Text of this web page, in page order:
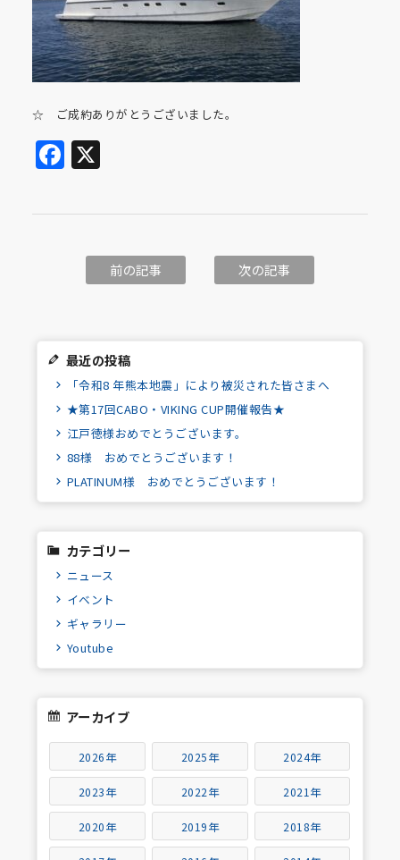
☆ ご成約ありがとうございました。
Facebook
X
前の記事 次の記事
最近の投稿
「令和8 年熊本地震」により被災された皆さまへ
★第17回CABO・VIKING CUP開催報告★
江戸徳様おめでとうございます。
88様 おめでとうございます！
PLATINUM様 おめでとうございます！
カテゴリー
ニュース
イベント
ギャラリー
Youtube
アーカイブ
2026年 2025年 2024年
2023年 2022年 2021年
2020年 2019年 2018年